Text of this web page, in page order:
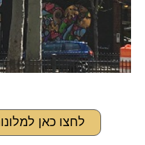
לחצו כאן